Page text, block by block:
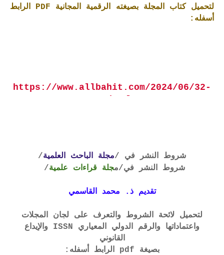
لتحميل كتاب المجلة بصيغته الرقمية المجانية PDF الرابط
أسفله:
https://www.allbahit.com/2024/06/32-
شروط النشر في /مجلة الباحث العلمية/
شروط النشر في/مجلة قراءات علمية/
تقديم ذ. محمد القاسمي
لتحميل لائحة الشروط والتعرف على لجان المجلات
واعتماداتها والرقم الدولي المعياري ISSN والإيداع
القانوني
بصيغة pdf الرابط أسفله: